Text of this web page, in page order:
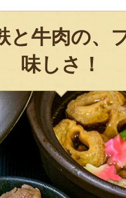
と牛肉の、
味しさ！